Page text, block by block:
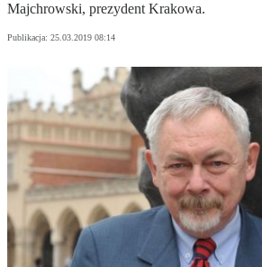
Majchrowski, prezydent Krakowa.
Publikacja: 25.03.2019 08:14